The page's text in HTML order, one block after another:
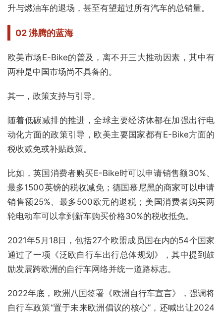
升与燃油车的退场，甚至有望超过所有汽车的总销量。
02 沸腾的蓝海
欧美市场E-Bike的普及，离不开三大推动因素，其中有
两种是中国市场尚不具备的。
其一，政策支持与引导。
随着低碳减排的推进，全球主要经济体都在加强出行电
动化方面的政策引导，欧美主要国家都有E-Bike方面的
税收减免或补贴政策。
比如，英国消费者购买E-Bike时可以申请销售额30%、
最多1500英镑的税收减免；德国慕尼黑的商家可以申请
销售额25%、最多500欧元的退税；美国消费者购买两
轮电动车可以拿到新车购买价格30%的税收抵免。
2021年5月18日，包括27个欧盟成员国在内的54个国家
通过了一项《泛欧自行车出行总体规划》，其中提到鼓
励发展跨欧洲的自行车网络并统一道路标志。
2022年底，欧洲八国签署《欧洲自行车宣言》，强调将
自行车政策“置于未来欧洲倡议的核心”，还喊出让2024